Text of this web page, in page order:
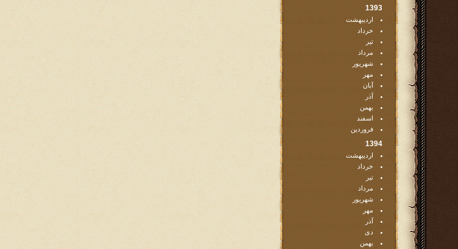
1393
اردیبهشت
خرداد
تیر
مرداد
شهریور
مهر
آبان
آذر
بهمن
اسفند
فروردین
1394
اردیبهشت
خرداد
تیر
مرداد
شهریور
مهر
آذر
دی
بهمن